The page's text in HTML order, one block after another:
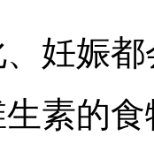
妊娠
素的